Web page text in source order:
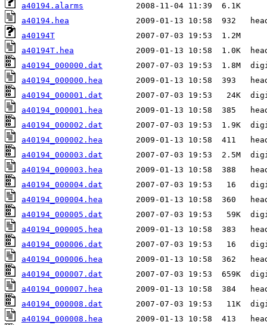
a40194.alarms
a40194.hea
a40194T
a40194T.hea
a40194_000000.dat
a40194_000000.hea
a40194_000001.dat
a40194_000001.hea
a40194_000002.dat
a40194_000002.hea
a40194_000003.dat
a40194_000003.hea
a40194_000004.dat
a40194_000004.hea
a40194_000005.dat
a40194_000005.hea
a40194_000006.dat
a40194_000006.hea
a40194_000007.dat
a40194_000007.hea
a40194_000008.dat
a40194_000008.hea